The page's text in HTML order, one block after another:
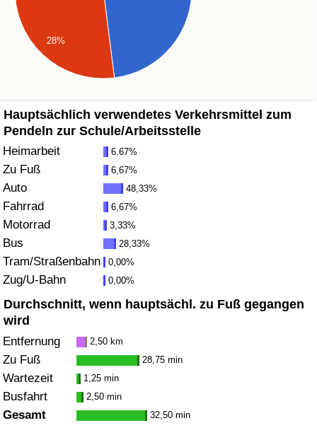
28%
Hauptsächlich verwendetes Verkehrsmittel zum
Pendeln zur Schule/Arbeitsstelle
Heimarbeit 6,67%
Zu Fuß 6,67%
Auto 48,33%
Fahrrad 6,67%
Motorrad 3,33%
Bus 28,33%
Tram/Straßenbahn 0,00%
Zug/U-Bahn 0,00%
Durchschnitt, wenn hauptsächl. zu Fuß gegangen
wird
Entfernung 2,50 km
Zu Fuß 28,75 min
Wartezeit 1,25 min
Busfahrt 2,50 min
Gesamt 32,50 min
Gesundheitsversorgungs-Index
Gesundheitsversorgungs-Index nach Land
Umweltverschmutzung
Umweltverschmutzungs-Index (aktuell)
Verschmutzungsindex
Umweltverschmutzungs-Index nach Land
Verkehr
Verkehrs-Index
Verkehrs-Index (aktuell)
Verkehrs-Index nach Land